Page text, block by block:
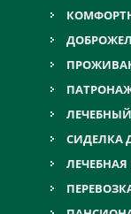
СИДЕЛКА